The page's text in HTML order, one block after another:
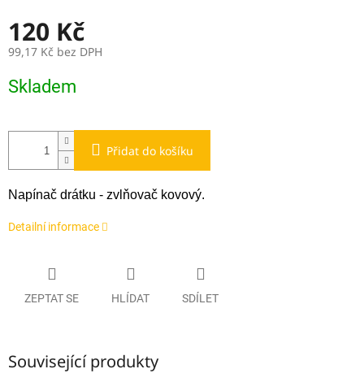
120 Kč
99,17 Kč bez DPH
cena:
Skladem
Přidat do košíku
Napínač drátku - zvlňovač kovový.
Detailní informace
ZEPTAT SE HLÍDAT SDÍLET
Související produkty